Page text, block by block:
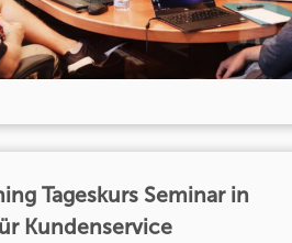
Tageskurs Seminar in
Kundenservice